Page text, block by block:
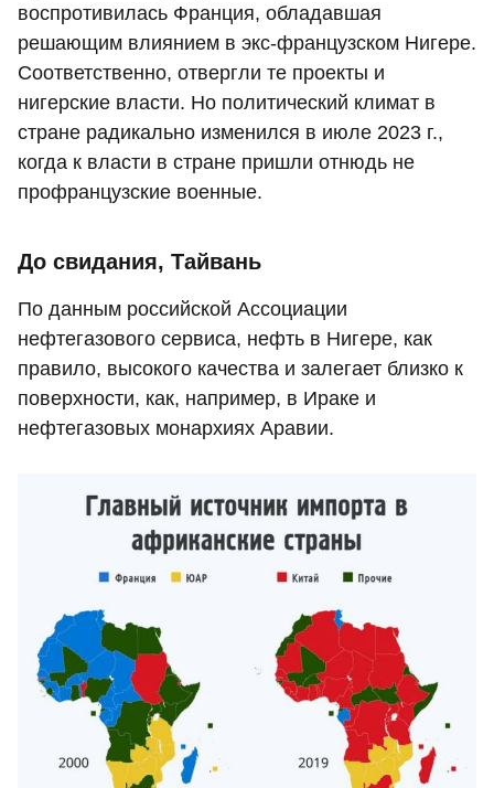
воспротивилась Франция, обладавшая
решающим влиянием в экс-французском Нигере.
Соответственно, отвергли те проекты и
нигерские власти. Но политический климат в
стране радикально изменился в июле 2023 г.,
когда к власти в стране пришли отнюдь не
профранцузские военные.
До свидания, Тайвань
По данным российской Ассоциации
нефтегазового сервиса, нефть в Нигере, как
правило, высокого качества и залегает близко к
поверхности, как, например, в Ираке и
нефтегазовых монархиях Аравии.